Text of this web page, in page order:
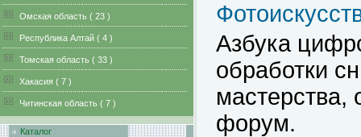
Омская область ( 23 )
Республика Алтай ( 4 )
Томская область ( 33 )
Хакасия ( 7 )
Читинская область ( 7 )
Каталог
Азбука
обработки
форум.